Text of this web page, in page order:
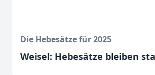
Die Hebesätze für 2025
Weisel: Hebesätze bleiben